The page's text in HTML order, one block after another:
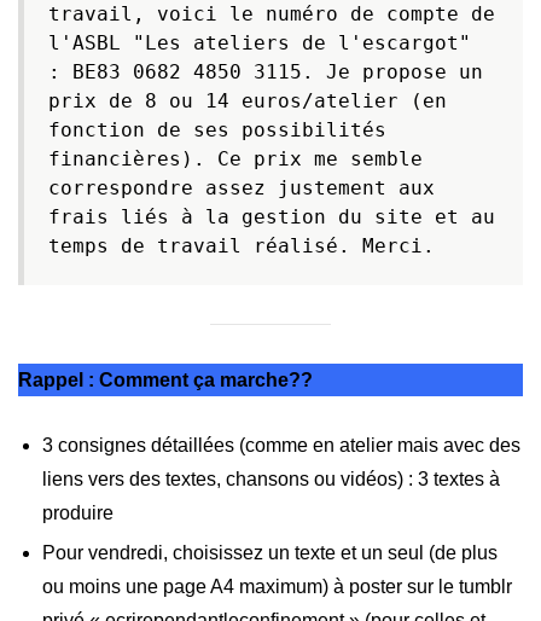
travail, voici le numéro de compte de
l'ASBL "Les ateliers de l'escargot"
: BE83 0682 4850 3115. Je propose un
prix de 8 ou 14 euros/atelier (en
fonction de ses possibilités
financières). Ce prix me semble
correspondre assez justement aux
frais liés à la gestion du site et au
temps de travail réalisé. Merci.
Rappel : Comment ça marche??
3 consignes détaillées (comme en atelier mais avec des
liens vers des textes, chansons ou vidéos) : 3 textes à
produire
Pour vendredi, choisissez un texte et un seul (de plus
ou moins une page A4 maximum) à poster sur le tumblr